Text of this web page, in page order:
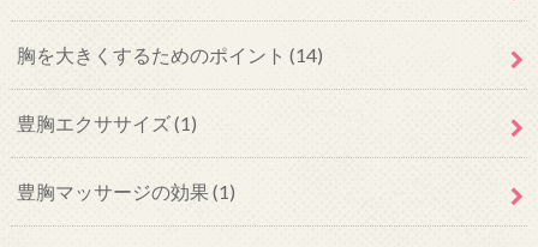
胸を大きくするためのポイント (14)
豊胸エクササイズ(1)
豊胸マッサージの効果(1)